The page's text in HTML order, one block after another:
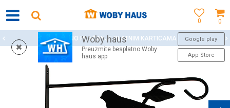
0
0
Woby haus
Preuzmite besplatno Woby
haus app
Google play
App Store
SIGURNO PLAĆANJE PLATNIM KARTICAMA